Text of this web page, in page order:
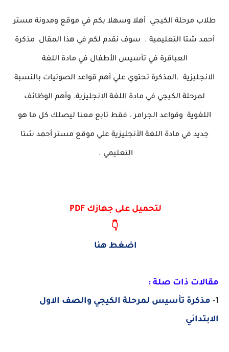
طلاب مرحلة الكيجي أهلا وسهلا بكم في موقع ومدونة مستر
أحمد شتا التعليمية . سوف نقدم لكم في هذا المقال مذكرة
العباقرة في تأسيس الأطفال في مادة اللغة
الانجليزية .المذكرة تحتوي علي أهم قواعد الصوتيات بالنسبة
لمرحلة الكيجي في مادة اللغة الإنجليزية. وأهم الوظائف
اللغوية وقواعد الجرامر . فقط تابع معنا ليصلك كل ما هو
جديد في مادة اللغة الأنجليزية علي موقع مستر أحمد شتا
التعليمي .
لتحميل على جهازك PDF
👇
اضغط هنا
مقالات ذات صلة :
1- مذكرة تأسيس لمرحلة الكيجي والصف الاول
الابتدائي